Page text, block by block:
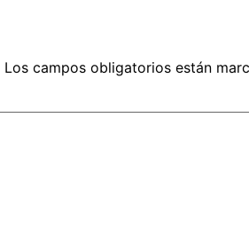
Los campos obligatorios están